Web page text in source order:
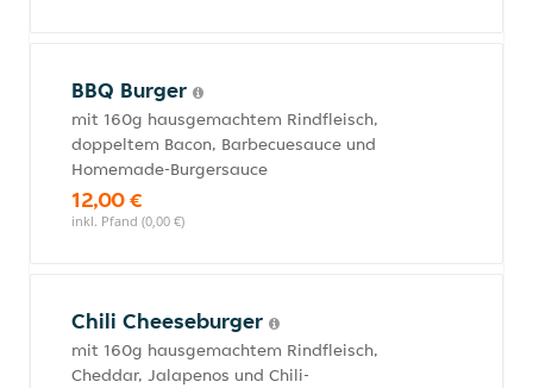
BBQ Burger
mit 160g hausgemachtem Rindfleisch,
doppeltem Bacon, Barbecuesauce und
Homemade-Burgersauce
12,00 €
inkl. Pfand (0,00 €)
Chili Cheeseburger
mit 160g hausgemachtem Rindfleisch,
Cheddar, Jalapenos und Chili-